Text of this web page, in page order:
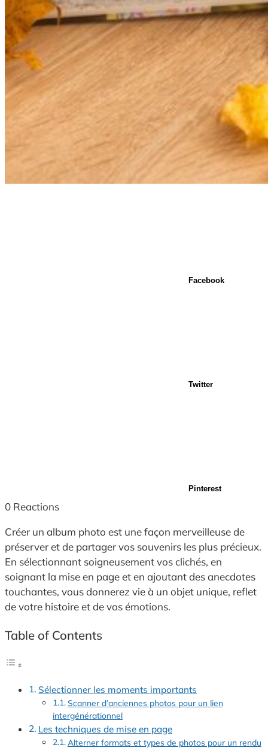
Facebook
Twitter
Pinterest
0 Reactions
Créer un album photo est une façon merveilleuse de
préserver et de partager vos souvenirs les plus précieux.
En sélectionnant soigneusement vos clichés, en
soignant la mise en page et en ajoutant des anecdotes
touchantes, vous donnerez vie à un objet unique, reflet
de votre histoire et de vos émotions.
Table of Contents
Sélectionner les moments importants
Scanner d’anciennes photos pour un lien
intergénérationnel
Les techniques de mise en page
Alterner formats et types de photos pour un rendu